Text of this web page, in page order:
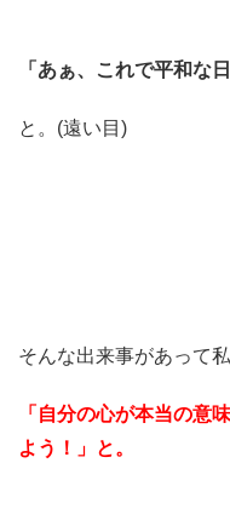
「あぁ、これで平和な
と。(遠い目)
そんな出来事があって
「自分の心が本当の意
よう！」と。